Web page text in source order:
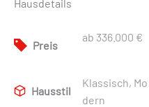
Hausdetails
Preis
ab 336.000 €
Hausstil
Klassisch, Mo
dern